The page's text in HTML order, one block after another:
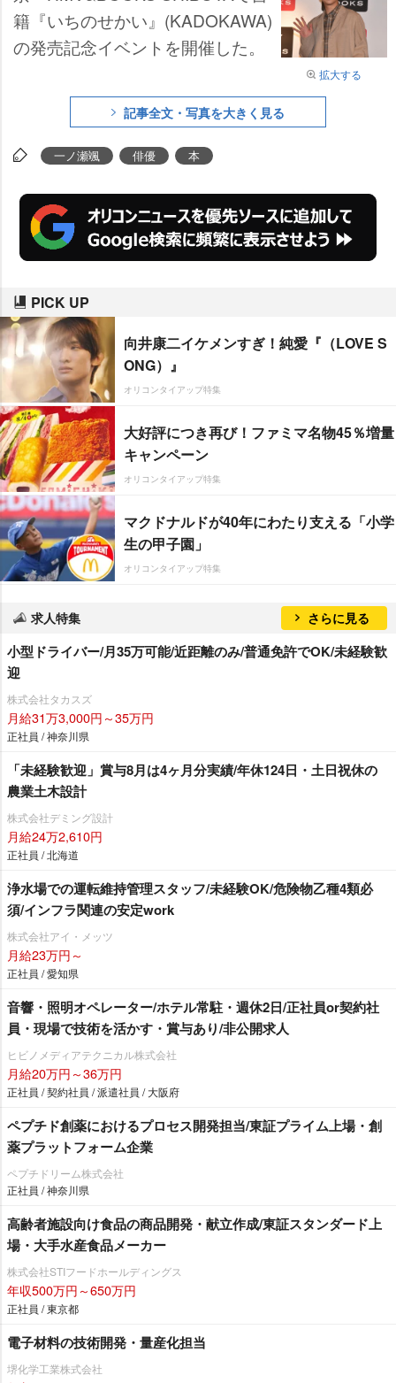
拡大する
籍『いちのせかい』(KADOKAWA)
の発売記念イベントを開催した。
記事全文・写真を大きく見る
一ノ瀬颯 俳優 本
PICK UP
向井康二イケメンすぎ！純愛『（LOVE S
ONG）』
オリコンタイアップ特集
大好評につき再び！ファミマ名物45％増量
キャンペーン
オリコンタイアップ特集
マクドナルドが40年にわたり支える「小学
生の甲子園」
オリコンタイアップ特集
求人特集 さらに見る
小型ドライバー/月35万可能/近距離のみ/普通免許でOK/未経験歓
迎
株式会社タカスズ
月給31万3,000円～35万円
正社員 / 神奈川県
「未経験歓迎」賞与8月は4ヶ月分実績/年休124日・土日祝休の
農業土木設計
株式会社デミング設計
月給24万2,610円
正社員 / 北海道
浄水場での運転維持管理スタッフ/未経験OK/危険物乙種4類必
須/インフラ関連の安定work
株式会社アイ・メッツ
月給23万円～
正社員 / 愛知県
音響・照明オペレーター/ホテル常駐・週休2日/正社員or契約社
員・現場で技術を活かす・賞与あり/非公開求人
ヒビノメディアテクニカル株式会社
月給20万円～36万円
正社員 / 契約社員 / 派遣社員 / 大阪府
ペプチド創薬におけるプロセス開発担当/東証プライム上場・創
薬プラットフォーム企業
ペプチドリーム株式会社
正社員 / 神奈川県
高齢者施設向け食品の商品開発・献立作成/東証スタンダード上
場・大手水産食品メーカー
株式会社STIフードホールディングス
年収500万円～650万円
正社員 / 東京都
電子材料の技術開発・量産化担当
堺化学工業株式会社